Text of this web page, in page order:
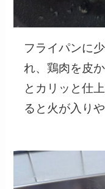
フライパンに
れ、鶏肉を皮
とカリッと仕
ると火が入り